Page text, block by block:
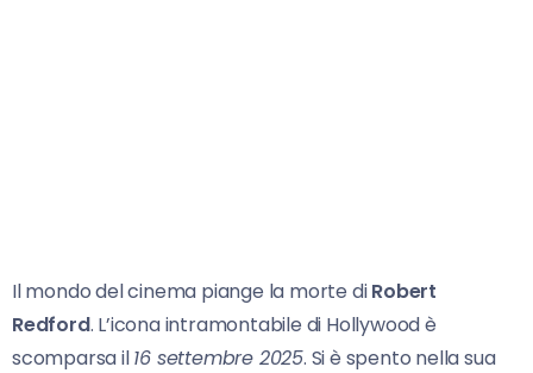
Il mondo del cinema piange la morte diRobert
Redford. L’icona intramontabile di Hollywood è
scomparsa il16 settembre 2025. Si è spento nella sua